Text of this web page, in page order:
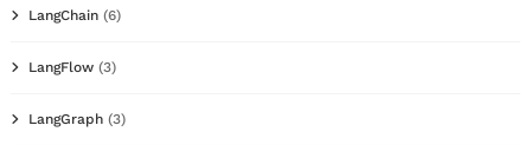
LangChain (6)
LangFlow (3)
LangGraph (3)